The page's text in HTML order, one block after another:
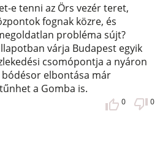
e tenni az Örs vezér teret,
fognak közre, és
probléma sújt?
várja Budapest egyik
csomópontja a nyáron
elbontása már
a Gomba is.
0 0